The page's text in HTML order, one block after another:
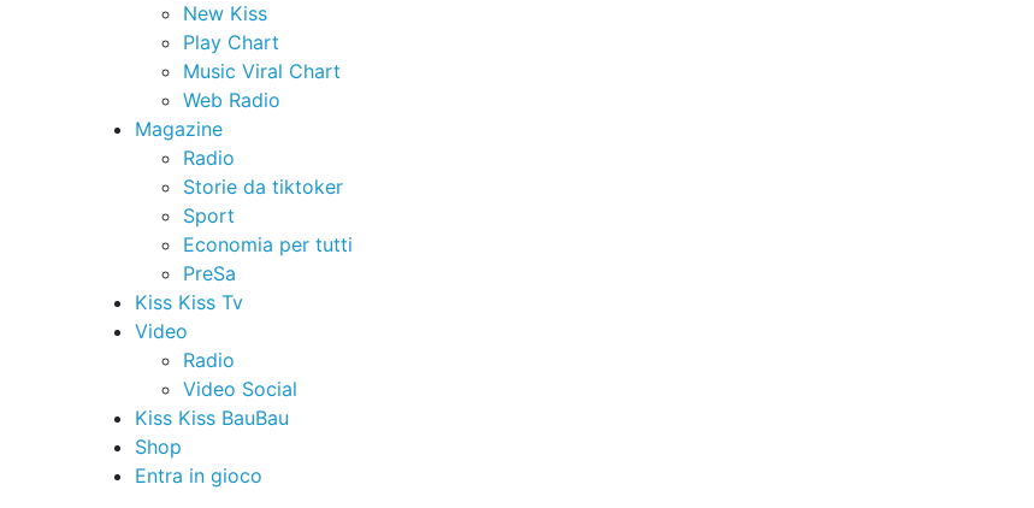
New Kiss
Play Chart
Music Viral Chart
Web Radio
Magazine
Radio
Storie da tiktoker
Sport
Economia per tutti
PreSa
Kiss Kiss Tv
Video
Radio
Video Social
Kiss Kiss BauBau
Shop
Entra in gioco